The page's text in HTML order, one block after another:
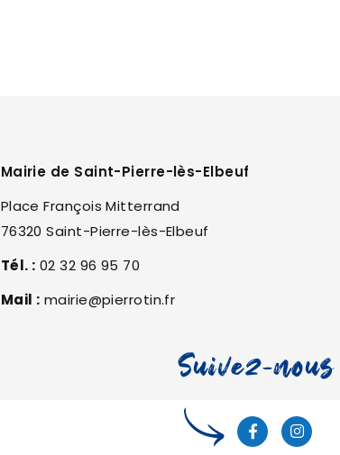
Mairie de Saint-Pierre-lès-Elbeuf
Place François Mitterrand
76320 Saint-Pierre-lès-Elbeuf
Tél. : 02 32 96 95 70
Mail : mairie@pierrotin.fr
Suivez-